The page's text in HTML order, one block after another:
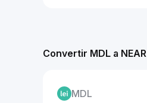
Convertir MDL a NEAR
MDL